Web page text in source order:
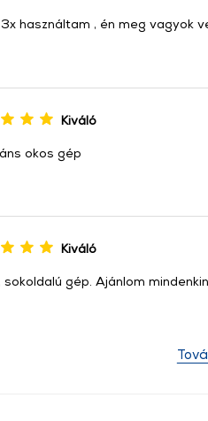
használtam , én meg vagyok
Kiváló
okos gép
Kiváló
sokoldalú gép. Ajánlom